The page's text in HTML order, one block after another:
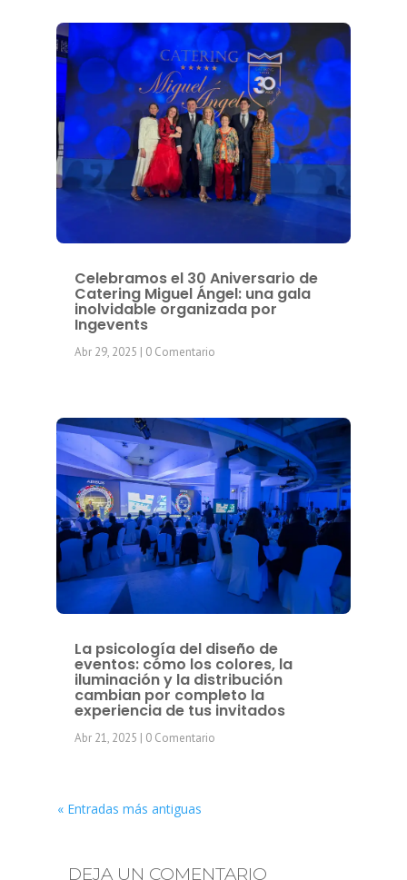
Celebramos el 30 Aniversario de
Catering Miguel Ángel: una gala
inolvidable organizada por
Ingevents
Abr 29, 2025 | 0 Comentario
La psicología del diseño de
eventos: cómo los colores, la
iluminación y la distribución
cambian por completo la
experiencia de tus invitados
Abr 21, 2025 | 0 Comentario
« Entradas más antiguas
DEJA UN COMENTARIO